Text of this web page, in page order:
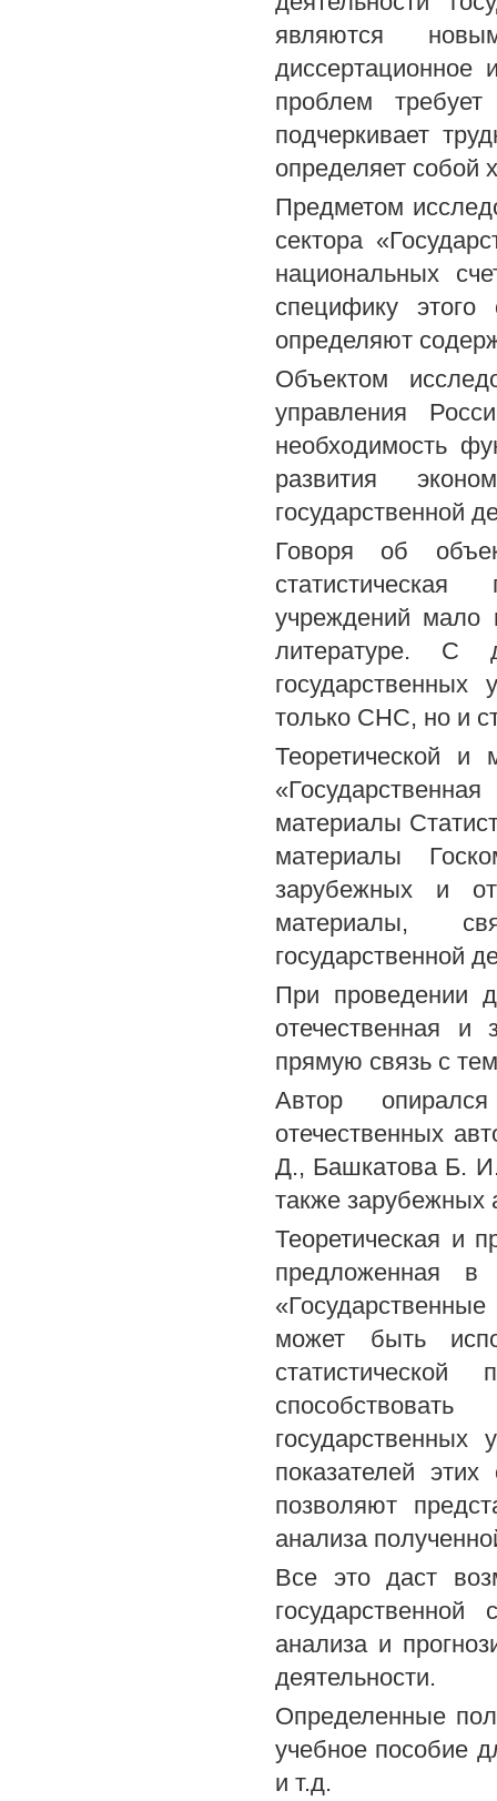
являются
диссертационное
проблем
подчеркивает
определяет собой
Предметом
сектора
национальных
специфику
определяют
Объектом
управления
необходимость
развития
государственной
Говоря об
статистическая
учреждений мало
литературе. С
только СНС, но и
Теоретической и
материалы
материалы
зарубежных и
материалы,
государственной
При проведении
отечественная и
прямую связь с
Автор опирался
отечественных
Д., Башкатова Б.
также
Теоретическая и
предложенная в
может быть
показателей
позволяют
анализа
Все это даст
государственной
анализа и
деятельности.
Определенные
учебное пособие
и т.д.